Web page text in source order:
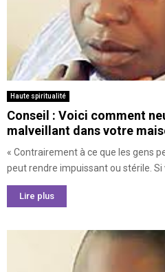
Haute spiritualité
Conseil : Voici comment
malveillant dans votre
« Contrairement à ce que les gens
peut rendre impuissant ou stérile. Si
Lire plus